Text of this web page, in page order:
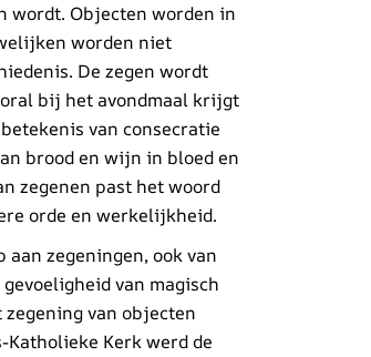
wordt. Objecten worden in
worden niet
De zegen wordt
bij het avondmaal krijgt
van consecratie
brood en wijn in bloed en
zegenen past het woord
orde en werkelijkheid.
zegeningen, ook van
van magisch
van objecten
Katholieke Kerk werd de